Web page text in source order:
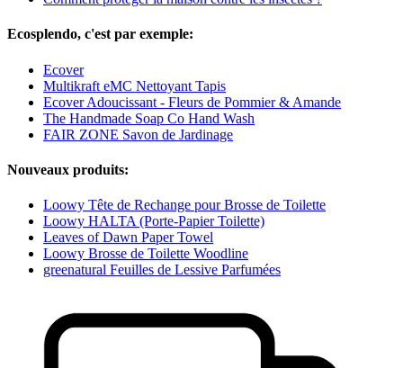
Ecosplendo, c'est par exemple:
Ecover
Multikraft eMC Nettoyant Tapis
Ecover Adoucissant - Fleurs de Pommier & Amande
The Handmade Soap Co Hand Wash
FAIR ZONE Savon de Jardinage
Nouveaux produits:
Loowy Tête de Rechange pour Brosse de Toilette
Loowy HALTA (Porte-Papier Toilette)
Leaves of Dawn Paper Towel
Loowy Brosse de Toilette Woodline
greenatural Feuilles de Lessive Parfumées